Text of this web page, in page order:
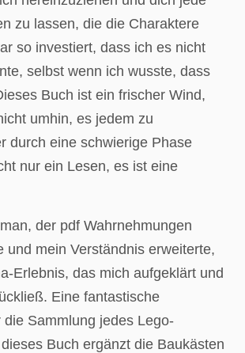
zu lassen, die die Charaktere
so investiert, dass ich es nicht
selbst wenn ich wusste, dass
Buch ist ein frischer Wind,
umhin, es jedem zu
durch eine schwierige Phase
nur ein Lesen, es ist eine
der pdf Wahrnehmungen
und mein Verständnis erweiterte,
Erlebnis, das mich aufgeklärt und
Eine fantastische
die Sammlung jedes Lego-
Buch ergänzt die Baukästen